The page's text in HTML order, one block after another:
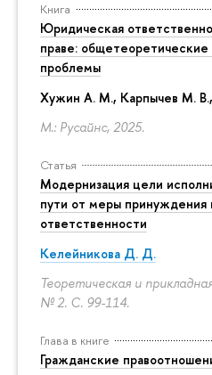
Книга
Юридическая
праве:
проблемы
Хужин А. М., Карпычев М.
М.: Русайнс, 2025.
Статья
Модернизация цели
пути от меры принуждения
ответственности
Келейникова Д. Д.
Теоретическая и
№ 2. С. 99-114.
Глава в книге
Гражданские